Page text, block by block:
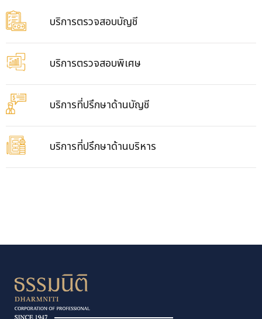
บริการตรวจสอบบัญชี
บริการตรวจสอบพิเศษ
บริการที่ปรึกษาด้านบัญชี
บริการที่ปรึกษาด้านบริหาร